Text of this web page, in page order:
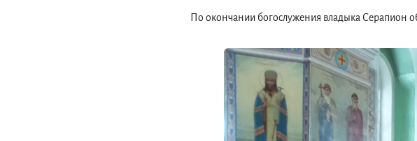
По окончании богослужения владыка Серапион